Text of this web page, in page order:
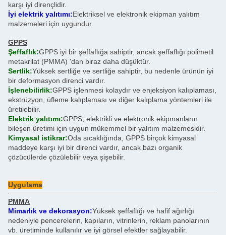
karşı iyi dirençlidir.
İyi elektrik yalıtımı:Elektriksel ve elektronik ekipman yalıtım
malzemeleri için uygundur.
GPPS
Şeffaflık:GPPS iyi bir şeffaflığa sahiptir, ancak şeffaflığı polimetil
metakrilat (PMMA) 'dan biraz daha düşüktür.
Sertlik:Yüksek sertliğe ve sertliğe sahiptir, bu nedenle ürünün iyi
bir deformasyon direnci vardır.
İşlenebilirlik:GPPS işlenmesi kolaydır ve enjeksiyon kalıplaması,
ekstrüzyon, üfleme kalıplaması ve diğer kalıplama yöntemleri ile
üretilebilir.
Elektrik yalıtımı:GPPS, elektrikli ve elektronik ekipmanların
bileşen üretimi için uygun mükemmel bir yalıtım malzemesidir.
Kimyasal istikrar:Oda sıcaklığında, GPPS birçok kimyasal
maddeye karşı iyi bir direnci vardır, ancak bazı organik
çözücülerde çözülebilir veya şişebilir.
Uygulama
PMMA
Mimarlık ve dekorasyon:Yüksek şeffaflığı ve hafif ağırlığı
nedeniyle pencerelerin, kapıların, vitrinlerin, reklam panolarının
vb. üretiminde kullanılır ve iyi görsel efektler sağlayabilir.